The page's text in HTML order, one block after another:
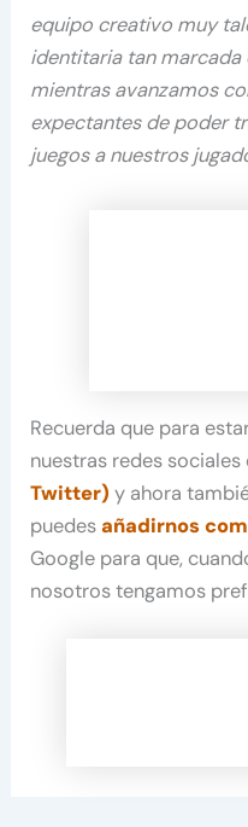
equipo creativo muy
identitaria tan
mientras avanzamos
expectantes de poder
juegos a nuestros
Recuerda que para
nuestras redes
Twitter) y ahora
puedesañadirnos
Google para que,
nosotros tengamos